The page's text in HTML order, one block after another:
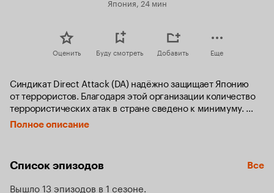
Япония, 24 мин
Оценить Буду смотреть Добавить Еще
Синдикат Direct Attack (DA) надёжно защищает Японию
от террористов. Благодаря этой организации количество
террористических атак в стране сведено к минимуму.
Члены DA — девочки-сироты, которых с ранних
лет тренируют по программе «Ликорис», превращая
бойцом, пока из-за неподчинения приказу не была
Полное описание
Список эпизодов Все
Вышло 13 эпизодов в 1 сезоне